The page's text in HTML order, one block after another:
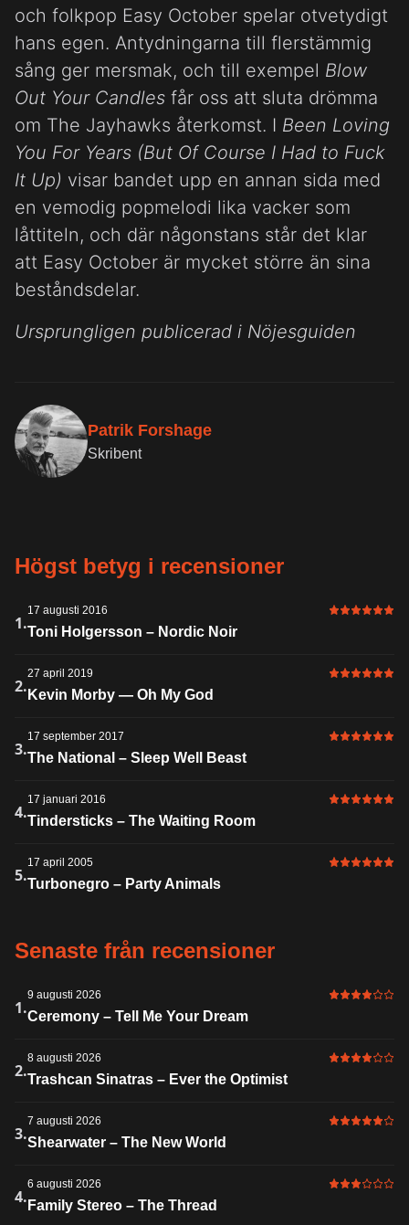
och folkpop Easy October spelar otvetydigt
hans egen. Antydningarna till flerstämmig
sång ger mersmak, och till exempel Blow
Out Your Candles får oss att sluta drömma
om The Jayhawks återkomst. I Been Loving
You For Years (But Of Course I Had to Fuck
It Up) visar bandet upp en annan sida med
en vemodig popmelodi lika vacker som
låttiteln, och där någonstans står det klar
att Easy October är mycket större än sina
beståndsdelar.
Ursprungligen publicerad i Nöjesguiden
Patrik Forshage
Skribent
Högst betyg i recensioner
1.
17 augusti 2016 6 av 6 i
Toni Holgersson – Nordic Noir
2.
27 april 2019 6 av 6 i
Kevin Morby — Oh My God
3.
17 september 2017 6 av 6 i
The National – Sleep Well Beast
4.
17 januari 2016 6 av 6 i
Tindersticks – The Waiting Room
5.
17 april 2005 6 av 6 i
Turbonegro – Party Animals
Senaste från recensioner
1.
9 augusti 2026 4 av 6 i
Ceremony – Tell Me Your Dream
2.
8 augusti 2026 4 av 6 i
Trashcan Sinatras – Ever the Optimist
3.
7 augusti 2026 5 av 6 i
Shearwater – The New World
4.
6 augusti 2026 3 av 6 i
Family Stereo – The Thread